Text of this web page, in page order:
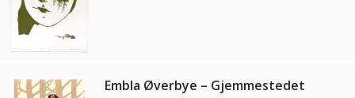
Embla Øverbye – Gjemmestedet